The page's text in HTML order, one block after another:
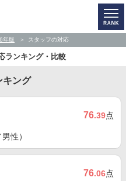
年版 スタッフの対応
ランキング・比較
キング
76.39点
性）
76.06点